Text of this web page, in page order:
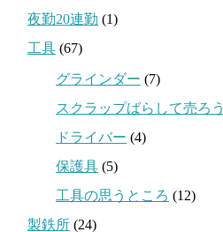
夜勤20連勤 (1)
工具 (67)
グラインダー (7)
スクラップばらして売ろう
ドライバー (4)
保護具 (5)
工具の思うところ (12)
製鉄所 (24)